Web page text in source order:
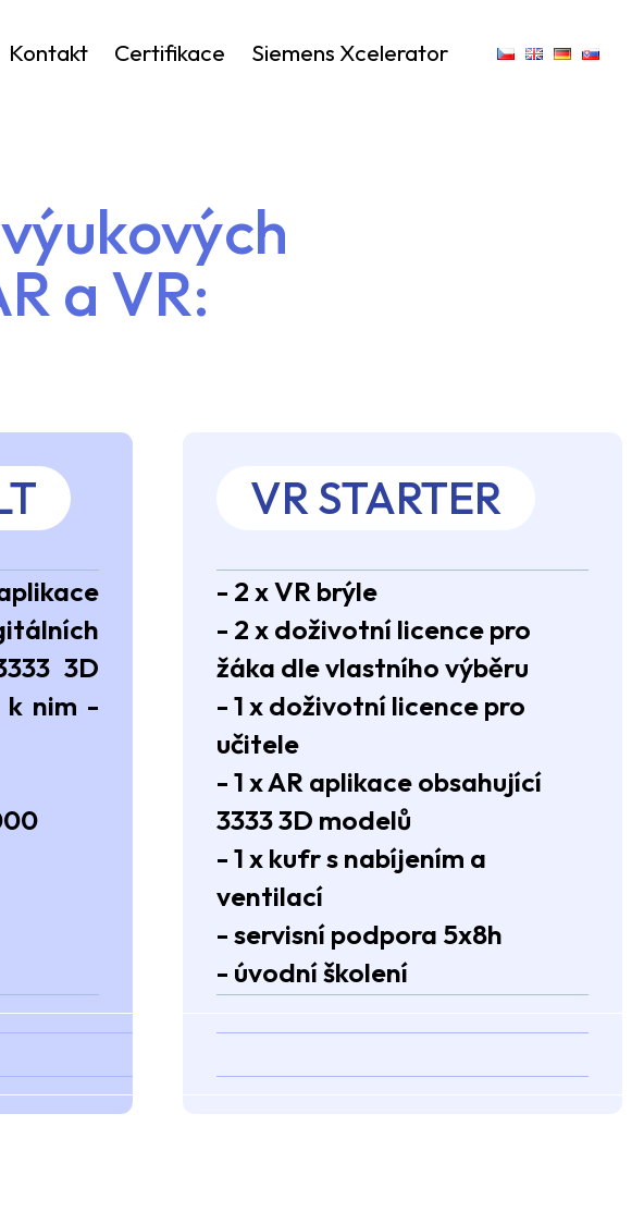
Kontakt Certifikace Siemens Xcelerator
a VR:
3D
k nim -
VR STARTER
- 2 x VR brýle
- 2 x doživotní licence pro
žáka dle vlastního výběru
- 1 x doživotní licence pro
učitele
- 1 x AR aplikace obsahující
3333 3D modelů
- 1 x kufr s nabíjením a
ventilací
- servisní podpora 5x8h
- úvodní školení